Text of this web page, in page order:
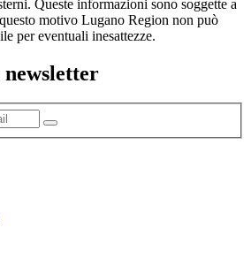
Queste informazioni sono soggette a
motivo Lugano Region non può
per eventuali inesattezze.
newsletter